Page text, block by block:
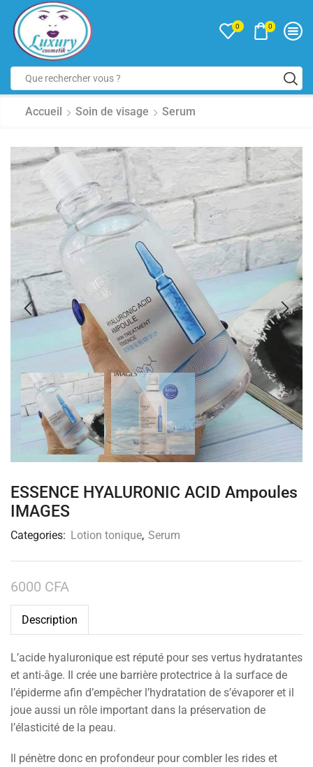
0 0
Accueil Soin de visage Serum
ESSENCE HYALURONIC ACID Ampoules
IMAGES
Categories: Lotion tonique, Serum
6000 CFA
Description
L’acide hyaluronique est réputé pour ses vertus hydratantes
et anti-âge. Il crée une barrière protectrice à la surface de
l’épiderme afin d’empêcher l’hydratation de s’évaporer et il
joue aussi un rôle important dans la préservation de
l’élasticité de la peau.
Il pénètre donc en profondeur pour combler les rides et